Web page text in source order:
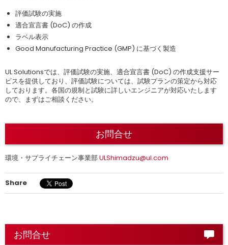
評価試験の実施
適合宣言書 (DoC) の作成
ラベル表示
Good Manufacturing Practice (GMP) に基づく製造
UL Solutionsでは、評価試験の実施、適合宣言書 (DoC) の作成支援サー
ビスを提供しており、評価試験については、試験プランの策定から対応
しております。各国の規制と試験に詳しいエンジニアが対応いたします
ので、まずはご相談ください。
お問合せ
環境・サプライチェーン事業部ULShimadzu@ul.com
Share
お問合せ